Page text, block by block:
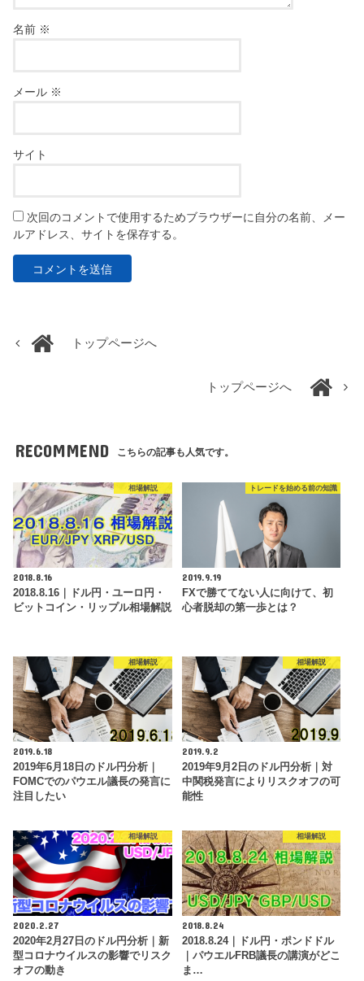
名前 ※
メール ※
サイト
次回のコメントで使用するためブラウザーに自分の名前、メー
ルアドレス、サイトを保存する。
トップページへ
トップページへ
RECOMMEND こちらの記事も人気です。
相場解説
2018.8.16
2018.8.16｜ドル円・ユーロ円・
ビットコイン・リップル相場解説
トレードを始める前の知識
2019.9.19
FXで勝ててない人に向けて、初
心者脱却の第一歩とは？
相場解説
2019.6.18
2019年6月18日のドル円分析｜
FOMCでのパウエル議長の発言に
注目したい
相場解説
2019.9.2
2019年9月2日のドル円分析｜対
中関税発言によりリスクオフの可
能性
相場解説
2020.2.27
2020年2月27日のドル円分析｜新
型コロナウイルスの影響でリスク
オフの動き
相場解説
2018.8.24
2018.8.24｜ドル円・ポンドドル
｜パウエルFRB議長の講演がどこ
ま…